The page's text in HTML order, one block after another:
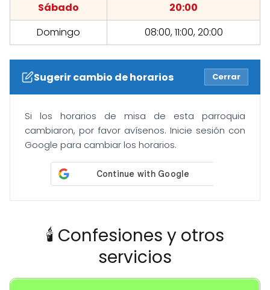
Sábado
20:00
Domingo
08:00, 11:00, 20:00
Sugerir cambio de horarios Cerrar
Si los horarios de misa de esta parroquia
cambiaron, por favor avísenos. Inicie sesión con
Google para cambiar los horarios.
🕯️ Confesiones y otros
servicios